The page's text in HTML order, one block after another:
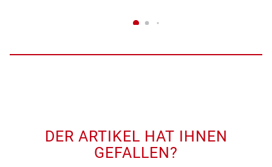
DER ARTIKEL HAT IHNEN
GEFALLEN?